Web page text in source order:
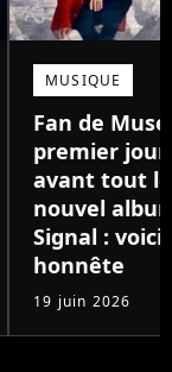
MUSIQUE
Fan de
premier
avant tout
nouvel
Signal : voici
honnête
19 juin 2026